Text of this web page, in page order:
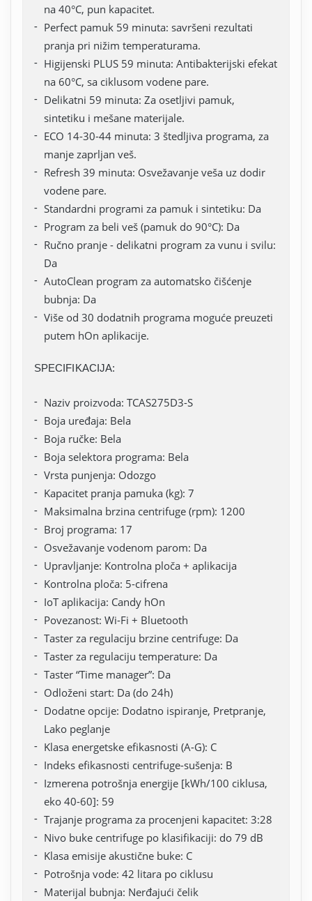
na 40°C, pun kapacitet.
Perfect pamuk 59 minuta: savršeni rezultati
pranja pri nižim temperaturama.
Higijenski PLUS 59 minuta: Antibakterijski efekat
na 60°C, sa ciklusom vodene pare.
Delikatni 59 minuta: Za osetljivi pamuk,
sintetiku i mešane materijale.
ECO 14-30-44 minuta: 3 štedljiva programa, za
manje zaprljan veš.
Refresh 39 minuta: Osvežavanje veša uz dodir
vodene pare.
Standardni programi za pamuk i sintetiku: Da
Program za beli veš (pamuk do 90°C): Da
Ručno pranje - delikatni program za vunu i svilu:
Da
AutoClean program za automatsko čišćenje
bubnja: Da
Više od 30 dodatnih programa moguće preuzeti
putem hOn aplikacije.
SPECIFIKACIJA:
Naziv proizvoda: TCAS275D3-S
Boja uređaja: Bela
Boja ručke: Bela
Boja selektora programa: Bela
Vrsta punjenja: Odozgo
Kapacitet pranja pamuka (kg): 7
Maksimalna brzina centrifuge (rpm): 1200
Broj programa: 17
Osvežavanje vodenom parom: Da
Upravljanje: Kontrolna ploča + aplikacija
Kontrolna ploča: 5-cifrena
IoT aplikacija: Candy hOn
Povezanost: Wi-Fi + Bluetooth
Taster za regulaciju brzine centrifuge: Da
Taster za regulaciju temperature: Da
Taster “Time manager”: Da
Odloženi start: Da (do 24h)
Dodatne opcije: Dodatno ispiranje, Pretpranje,
Lako peglanje
Klasa energetske efikasnosti (A-G): C
Indeks efikasnosti centrifuge-sušenja: B
Izmerena potrošnja energije [kWh/100 ciklusa,
eko 40-60]: 59
Trajanje programa za procenjeni kapacitet: 3:28
Nivo buke centrifuge po klasifikaciji: do 79 dB
Klasa emisije akustične buke: C
Potrošnja vode: 42 litara po ciklusu
Materijal bubnja: Nerđajući čelik